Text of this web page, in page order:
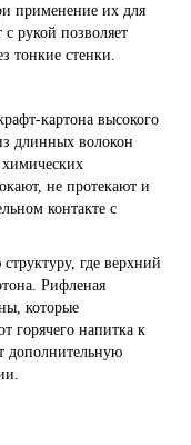
применение их для
рукой позволяет
тонкие стенки.
картона высокого
длинных волокон
не протекают и
контакте с
где верхний
Рифленая
которые
горячего напитка к
дополнительную